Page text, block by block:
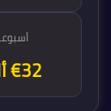
أسبوعي
€32 ألف